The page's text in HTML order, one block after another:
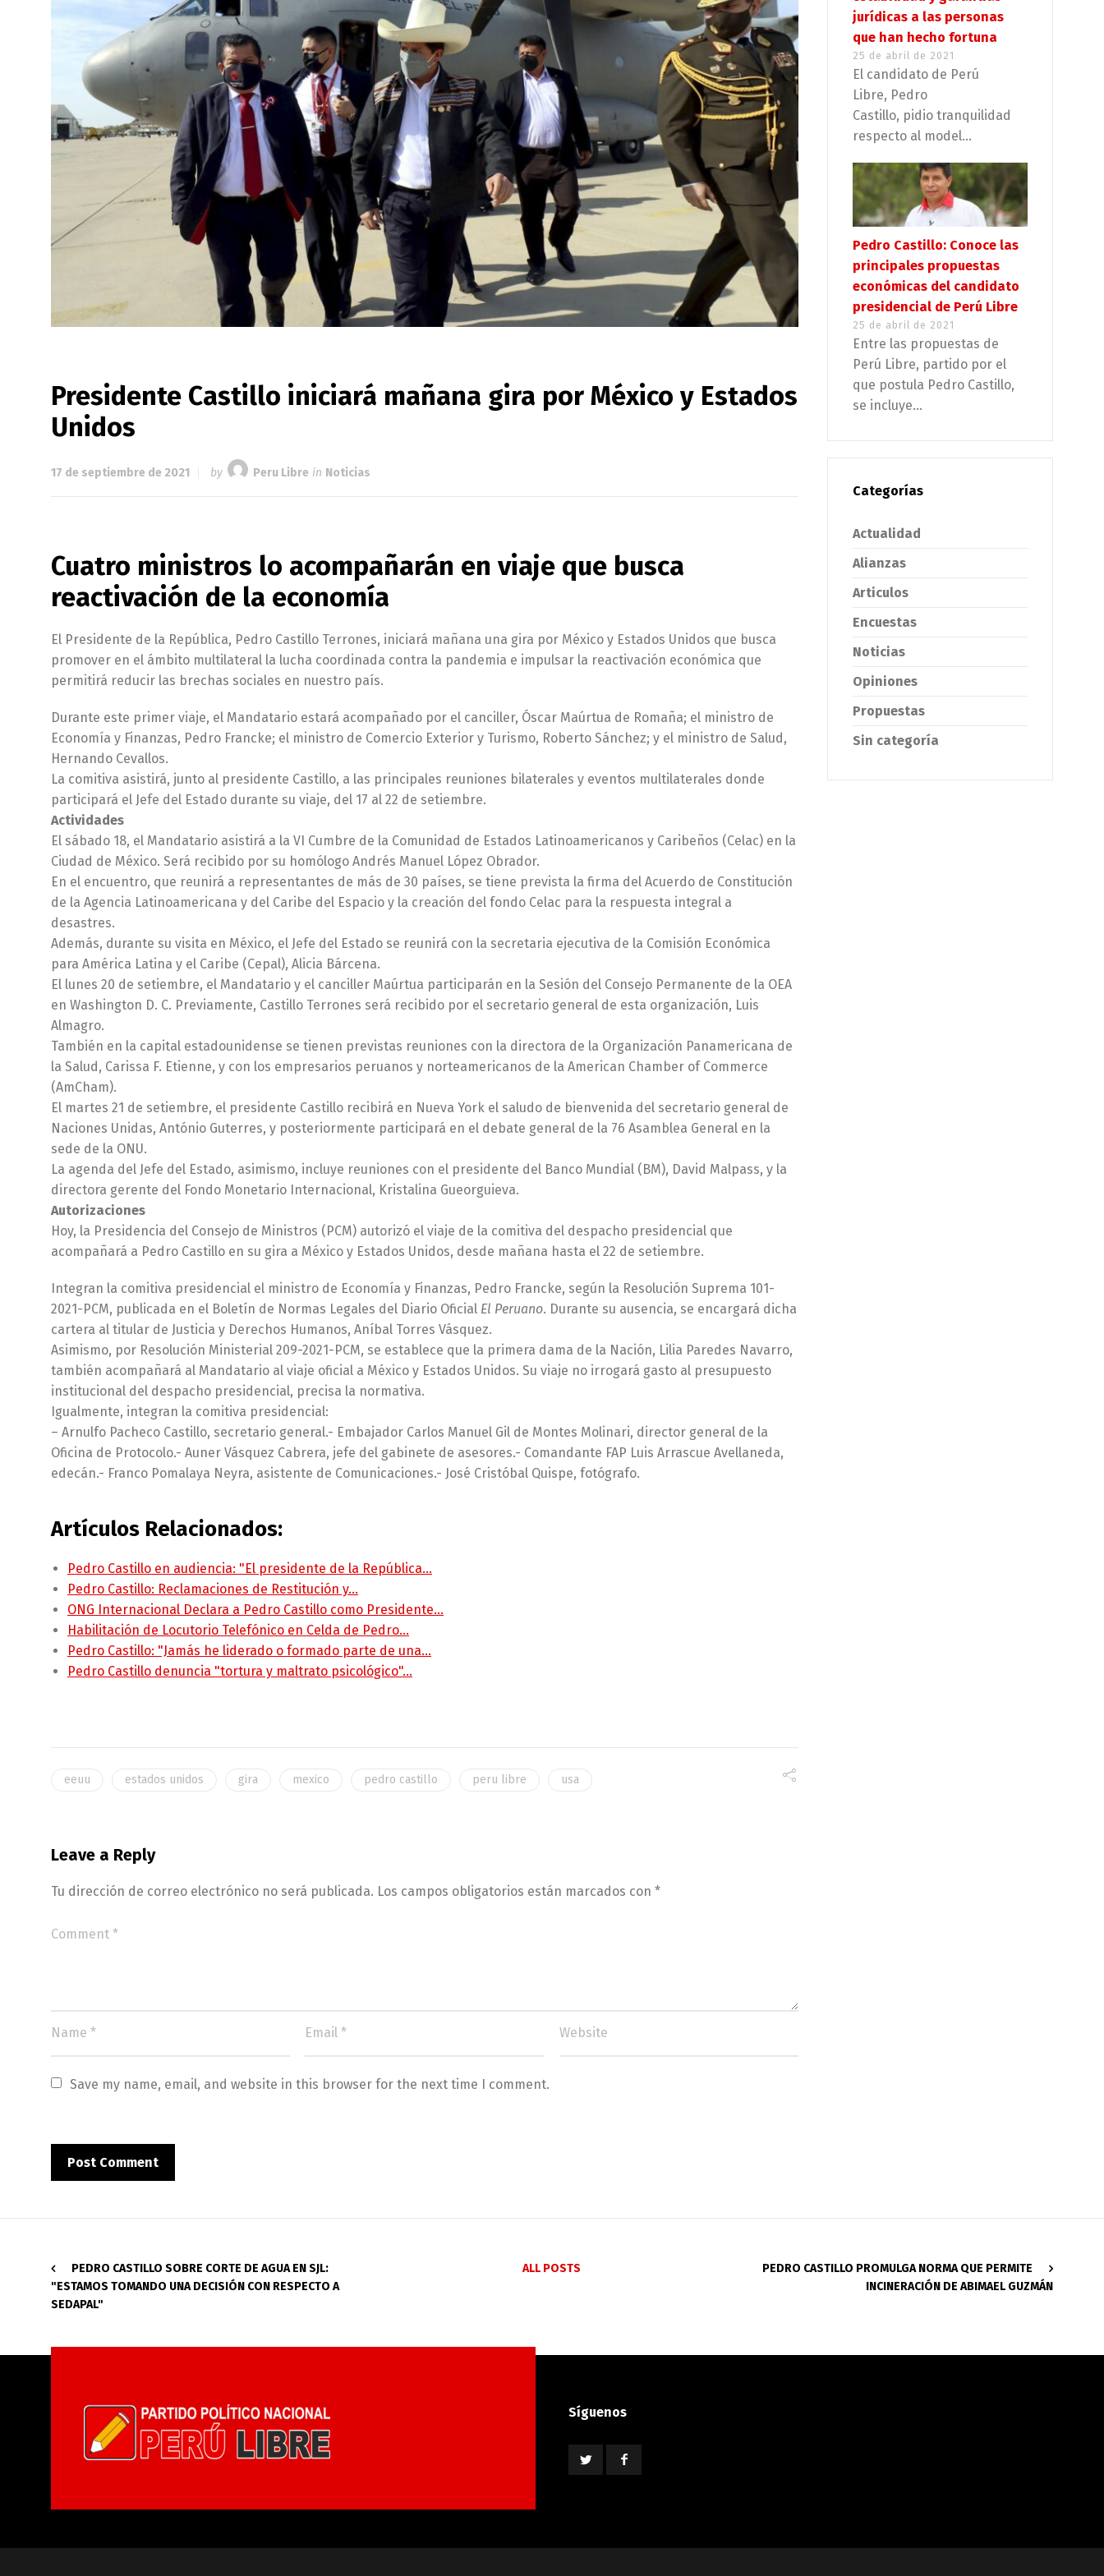
Presidente Castillo iniciará mañana gira por México y Estados
Unidos
17 de septiembre de 2021 by Peru Libre in Noticias
Cuatro ministros lo acompañarán en viaje que busca
reactivación de la economía
El Presidente de la República, Pedro Castillo Terrones, iniciará mañana una gira por México y Estados Unidos que busca
promover en el ámbito multilateral la lucha coordinada contra la pandemia e impulsar la reactivación económica que
permitirá reducir las brechas sociales en nuestro país.
Durante este primer viaje, el Mandatario estará acompañado por el canciller, Óscar Maúrtua de Romaña; el ministro de
Economía y Finanzas, Pedro Francke; el ministro de Comercio Exterior y Turismo, Roberto Sánchez; y el ministro de Salud,
Hernando Cevallos.
La comitiva asistirá, junto al presidente Castillo, a las principales reuniones bilaterales y eventos multilaterales donde
participará el Jefe del Estado durante su viaje, del 17 al 22 de setiembre.
Actividades
El sábado 18, el Mandatario asistirá a la VI Cumbre de la Comunidad de Estados Latinoamericanos y Caribeños (Celac) en la
Ciudad de México. Será recibido por su homólogo Andrés Manuel López Obrador.
En el encuentro, que reunirá a representantes de más de 30 países, se tiene prevista la firma del Acuerdo de Constitución
de la Agencia Latinoamericana y del Caribe del Espacio y la creación del fondo Celac para la respuesta integral a
desastres.
Además, durante su visita en México, el Jefe del Estado se reunirá con la secretaria ejecutiva de la Comisión Económica
para América Latina y el Caribe (Cepal), Alicia Bárcena.
El lunes 20 de setiembre, el Mandatario y el canciller Maúrtua participarán en la Sesión del Consejo Permanente de la OEA
en Washington D. C. Previamente, Castillo Terrones será recibido por el secretario general de esta organización, Luis
Almagro.
También en la capital estadounidense se tienen previstas reuniones con la directora de la Organización Panamericana de
la Salud, Carissa F. Etienne, y con los empresarios peruanos y norteamericanos de la American Chamber of Commerce
(AmCham).
El martes 21 de setiembre, el presidente Castillo recibirá en Nueva York el saludo de bienvenida del secretario general de
Naciones Unidas, António Guterres, y posteriormente participará en el debate general de la 76 Asamblea General en la
sede de la ONU.
La agenda del Jefe del Estado, asimismo, incluye reuniones con el presidente del Banco Mundial (BM), David Malpass, y la
directora gerente del Fondo Monetario Internacional, Kristalina Gueorguieva.
Autorizaciones
Hoy, la Presidencia del Consejo de Ministros (PCM) autorizó el viaje de la comitiva del despacho presidencial que
acompañará a Pedro Castillo en su gira a México y Estados Unidos, desde mañana hasta el 22 de setiembre.
Integran la comitiva presidencial el ministro de Economía y Finanzas, Pedro Francke, según la Resolución Suprema 101-
2021-PCM, publicada en el Boletín de Normas Legales del Diario Oficial El Peruano. Durante su ausencia, se encargará dicha
cartera al titular de Justicia y Derechos Humanos, Aníbal Torres Vásquez.
Asimismo, por Resolución Ministerial 209-2021-PCM, se establece que la primera dama de la Nación, Lilia Paredes Navarro,
también acompañará al Mandatario al viaje oficial a México y Estados Unidos. Su viaje no irrogará gasto al presupuesto
institucional del despacho presidencial, precisa la normativa.
Igualmente, integran la comitiva presidencial:
– Arnulfo Pacheco Castillo, secretario general.- Embajador Carlos Manuel Gil de Montes Molinari, director general de la
Oficina de Protocolo.- Auner Vásquez Cabrera, jefe del gabinete de asesores.- Comandante FAP Luis Arrascue Avellaneda,
edecán.- Franco Pomalaya Neyra, asistente de Comunicaciones.- José Cristóbal Quispe, fotógrafo.
Artículos Relacionados:
Pedro Castillo en audiencia: "El presidente de la República…
Pedro Castillo: Reclamaciones de Restitución y…
ONG Internacional Declara a Pedro Castillo como Presidente…
Habilitación de Locutorio Telefónico en Celda de Pedro…
Pedro Castillo: "Jamás he liderado o formado parte de una…
Pedro Castillo denuncia "tortura y maltrato psicológico"…
eeuu estados unidos gira mexico pedro castillo peru libre usa
Leave a Reply
Tu dirección de correo electrónico no será publicada. Los campos obligatorios están marcados con *
Save my name, email, and website in this browser for the next time I comment.
jurídicas a las personas
que han hecho fortuna
25 de abril de 2021
El candidato de Perú
Libre, Pedro
Castillo, pidio tranquilidad
respecto al model...
Pedro Castillo: Conoce las
principales propuestas
económicas del candidato
presidencial de Perú Libre
25 de abril de 2021
Entre las propuestas de
Perú Libre, partido por el
que postula Pedro Castillo,
se incluye...
Categorías
Actualidad
Alianzas
Articulos
Encuestas
Noticias
Opiniones
Propuestas
Sin categoría
PEDRO CASTILLO SOBRE CORTE DE AGUA EN SJL:
"ESTAMOS TOMANDO UNA DECISIÓN CON RESPECTO A
SEDAPAL"
ALL POSTS
PEDRO CASTILLO PROMULGA NORMA QUE PERMITE
INCINERACIÓN DE ABIMAEL GUZMÁN
Síguenos